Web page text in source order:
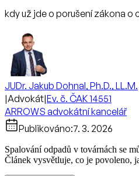
kdy už jde o porušení zákona o
JUDr. Jakub Dohnal, Ph.D., LL.M.
|Advokát|Ev. č. ČAK 14551
ARROWS advokátní kancelář
Publikováno:7. 3. 2026
Spalování odpadů v továrnách se
Článek vysvětluje, co je povoleno,